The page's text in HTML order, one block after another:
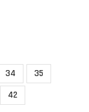
34
35
42